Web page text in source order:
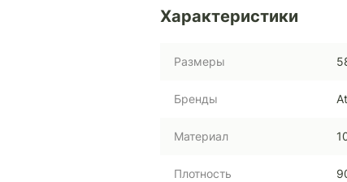
Характеристики
Размеры
Бренды
Материал
Плотность